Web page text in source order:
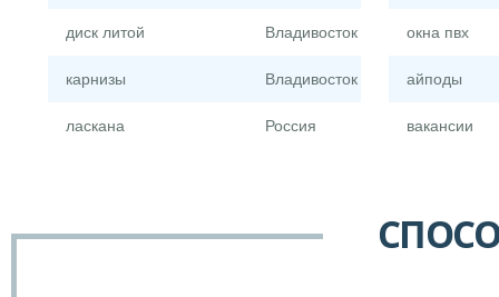
диск литой Владивосток
карнизы Владивосток
ласкана Россия
окна пвх
айподы
вакансии